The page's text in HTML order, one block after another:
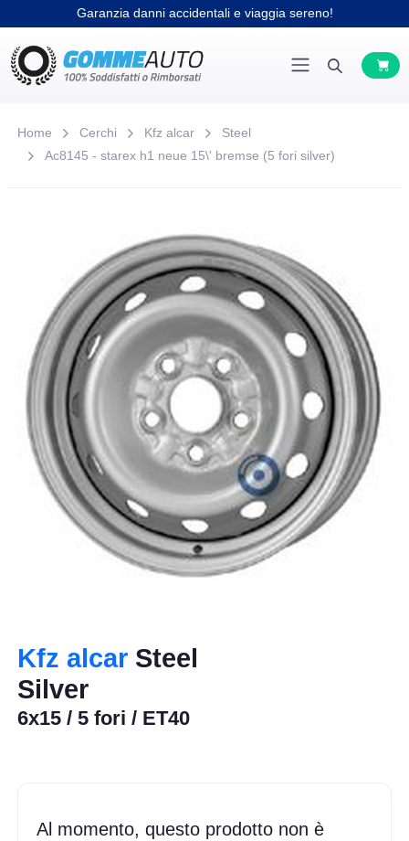
Garanzia danni accidentali e viaggia sereno!
Home Cerchi Kfz alcar
Steel
Ac8145 - starex h1 neue 15\' bremse (5 fori silver)
Kfz alcar Steel
Silver
6x15 / 5 fori / ET40
Al momento, questo prodotto non è